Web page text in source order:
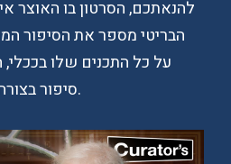
להנאתכם, הסרטון בו האוצר
הבריטי מספר את הסיפור
על כל התכנים שלו
סיפור בצורה שנונה עם הומור בריטי.